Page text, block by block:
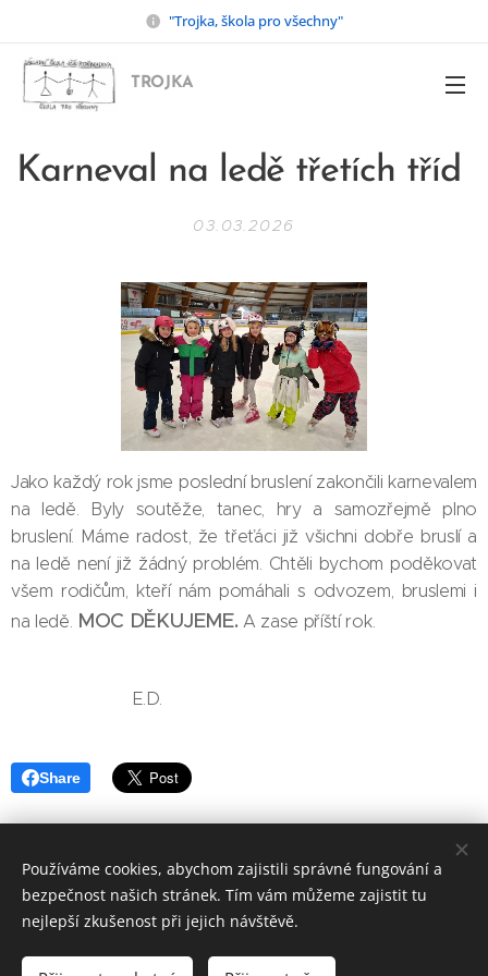
"Trojka, škola pro všechny"
TROJKA
Karneval na ledě třetích tříd
03.03.2026
Jako každý rok jsme poslední bruslení zakončili karnevalem
na ledě. Byly soutěže, tanec, hry a samozřejmě plno
bruslení. Máme radost, že třeťáci již všichni dobře bruslí a
na ledě není již žádný problém. Chtěli bychom poděkovat
všem rodičům, kteří nám pomáhali s odvozem, bruslemi i
na ledě. MOC DĚKUJEME. A zase příští rok.
E.D.
Share
Základní škola, Jičín, Poděbradova 18
Všechna práva vyhrazena.
Používáme cookies, abychom zajistili správné fungování a
bezpečnost našich stránek. Tím vám můžeme zajistit tu
nejlepší zkušenost při jejich návštěvě.